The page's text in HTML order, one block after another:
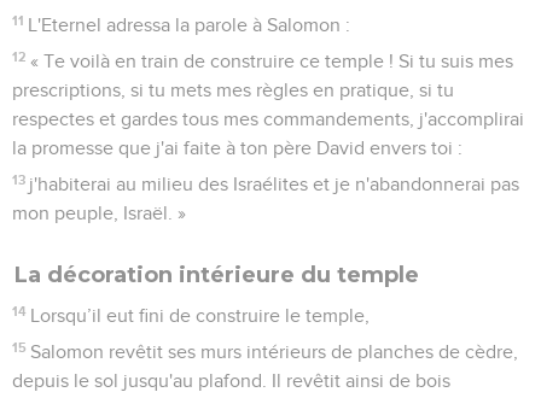
11 L'Eternel adressa la parole à Salomon :
12 « Te voilà en train de construire ce temple ! Si tu suis mes
prescriptions, si tu mets mes règles en pratique, si tu
respectes et gardes tous mes commandements, j'accomplirai
la promesse que j'ai faite à ton père David envers toi :
13 j'habiterai au milieu des Israélites et je n'abandonnerai pas
mon peuple, Israël. »
La décoration intérieure du temple
14 Lorsqu’il eut fini de construire le temple,
15 Salomon revêtit ses murs intérieurs de planches de cèdre,
depuis le sol jusqu'au plafond. Il revêtit ainsi de bois